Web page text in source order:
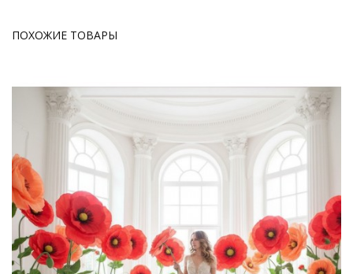
ПОХОЖИЕ ТОВАРЫ